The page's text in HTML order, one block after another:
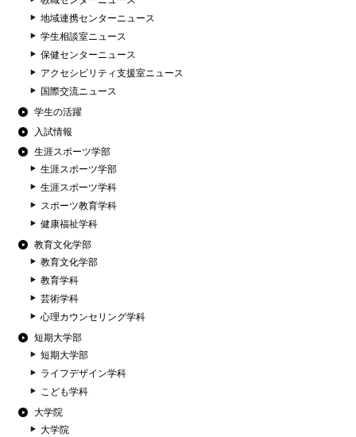
地域連携センターニュース
学生相談室ニュース
保健センターニュース
アクセシビリティ支援室ニュース
国際交流ニュース
学生の活躍
入試情報
生涯スポーツ学部
生涯スポーツ学部
生涯スポーツ学科
スポーツ教育学科
健康福祉学科
教育文化学部
教育文化学部
教育学科
芸術学科
心理カウンセリング学科
短期大学部
短期大学部
ライフデザイン学科
こども学科
大学院
大学院